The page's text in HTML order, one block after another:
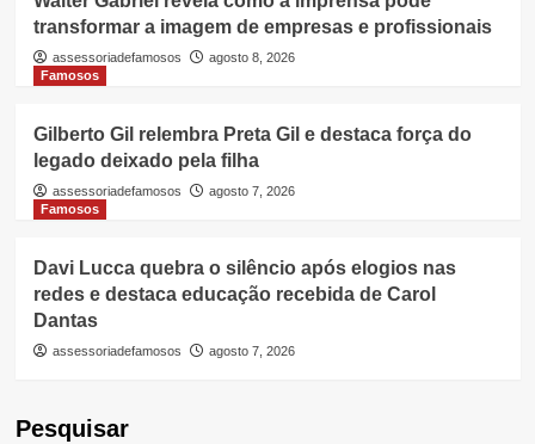
transformar a imagem de empresas e profissionais
assessoriadefamosos
agosto 8, 2026
Famosos
Gilberto Gil relembra Preta Gil e destaca força do
legado deixado pela filha
assessoriadefamosos
agosto 7, 2026
Famosos
Davi Lucca quebra o silêncio após elogios nas
redes e destaca educação recebida de Carol
Dantas
assessoriadefamosos agosto 7, 2026
Pesquisar